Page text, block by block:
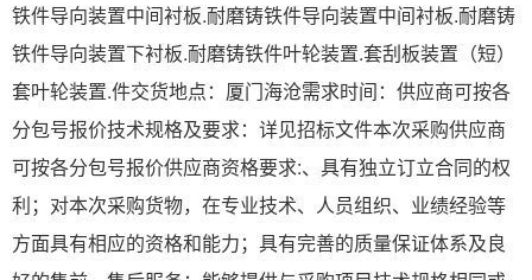
铁件导向装置中间衬板.耐磨铸铁件导向装置中间衬板.耐磨铸
铁件导向装置下衬板.耐磨铸铁件叶轮装置.套刮板装置（短）
套叶轮装置.件交货地点：厦门海沧需求时间：供应商可按各
分包号报价技术规格及要求：详见招标文件本次采购供应商
可按各分包号报价供应商资格要求:、具有独立订立合同的权
利；对本次采购货物，在专业技术、人员组织、业绩经验等
方面具有相应的资格和能力；具有完善的质量保证体系及良